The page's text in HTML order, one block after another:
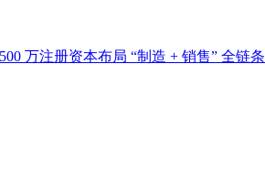
万注册资本布局 “制造 + 销售” 全链条